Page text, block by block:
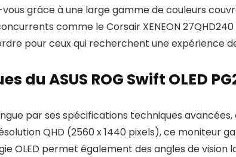
grâce à une large gamme de couleurs
comme le Corsair XENEON 27QHD240
pour ceux qui recherchent une expérience
ASUS ROG Swift OLED
par ses spécifications techniques
QHD (2560 x 1440 pixels), ce
OLED permet également des angles de